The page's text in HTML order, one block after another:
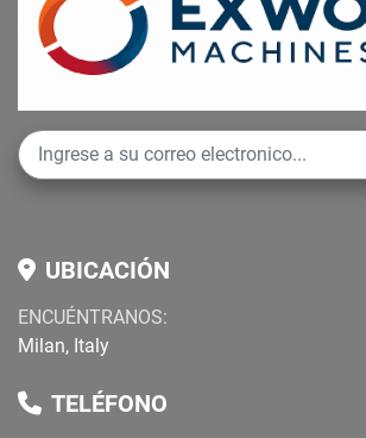
UBICACIÓN
ENCUÉNTRANOS:
Milan, Italy
TELÉFONO